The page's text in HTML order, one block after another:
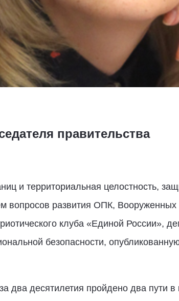
правительства
и территориальная целостность,
вопросов развития ОПК, Вооруженных
клуба «Единой России»,
безопасности,
два десятилетия пройдено два пути